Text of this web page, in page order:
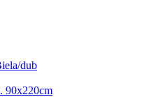
dub
90x220cm